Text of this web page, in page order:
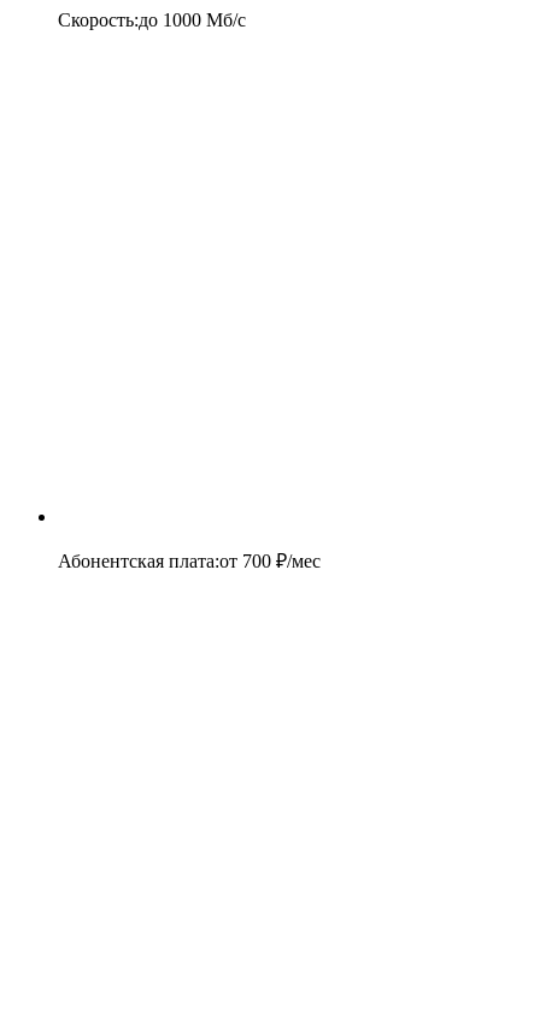
Скорость:до 1000 Мб/c
Абонентская плата:от 700 ₽/мес